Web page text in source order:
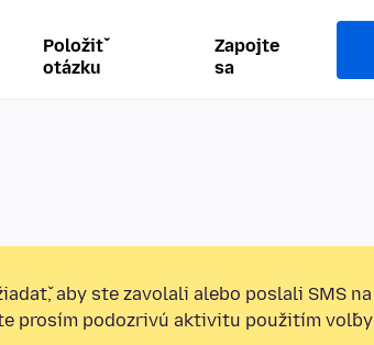
Položiť
otázku
Zapojte
sa
aby ste zavolali alebo poslali SMS na
prosím podozrivú aktivitu použitím voľby